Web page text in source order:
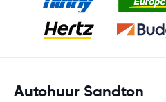
Autohuur Sandton